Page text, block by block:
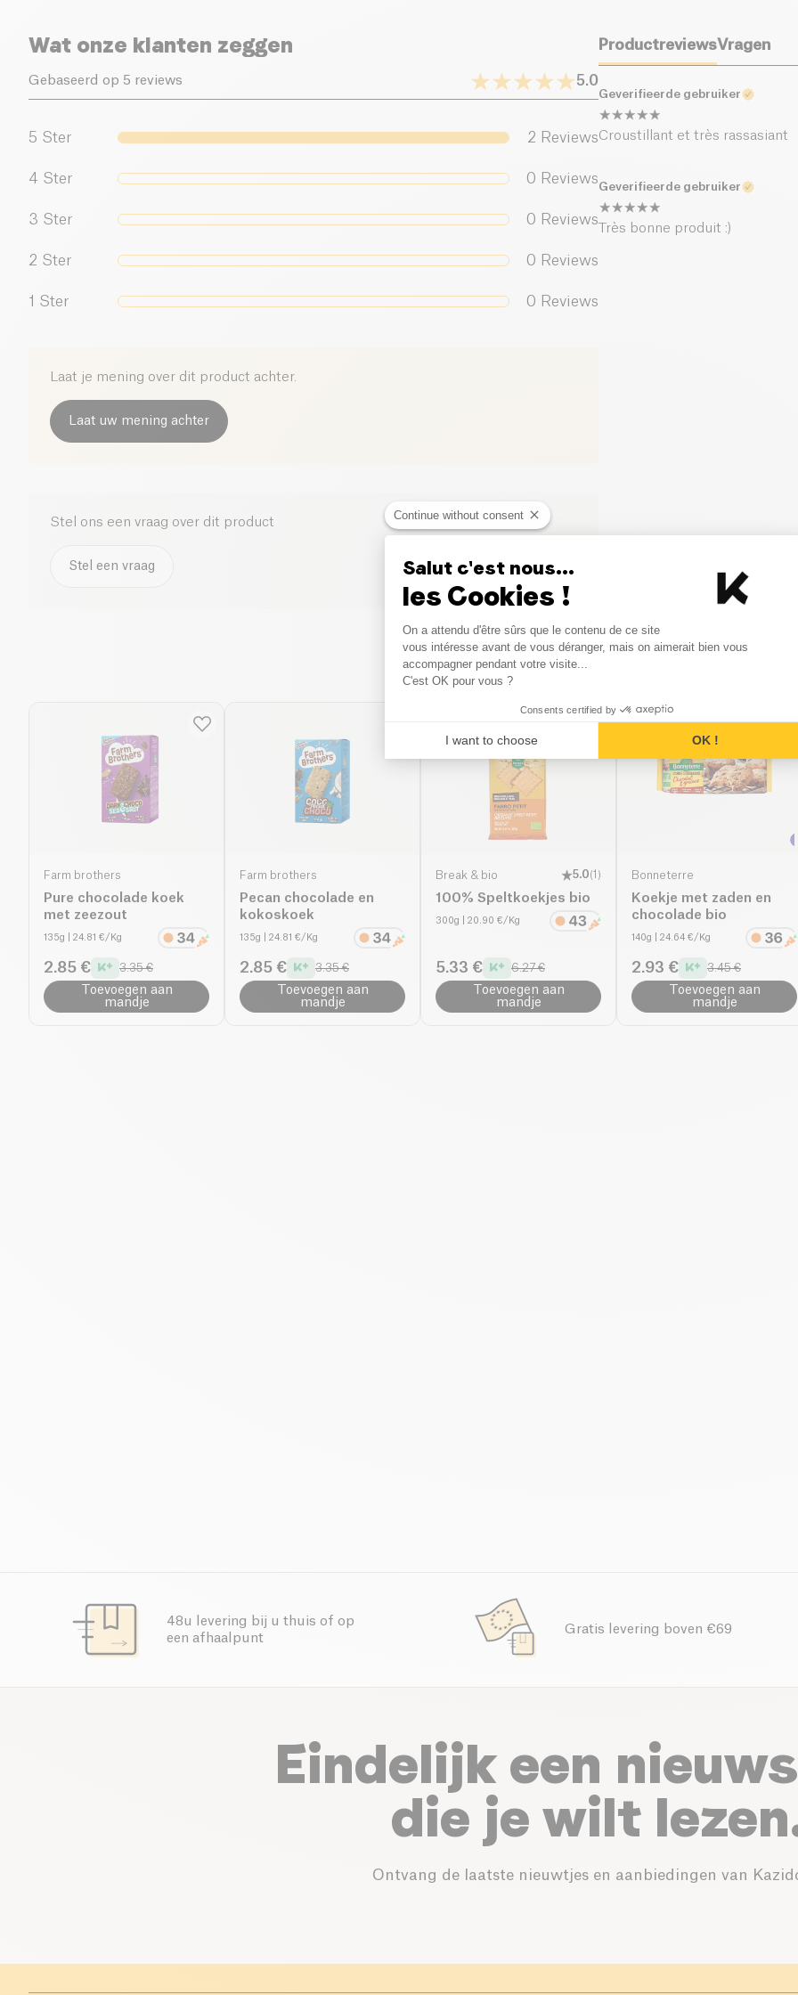
Wat onze klanten zeggen
Gebaseerd op 5 reviews 5.0
5 Ster 2 Reviews
4 Ster 0 Reviews
3 Ster 0 Reviews
2 Ster 0 Reviews
1 Ster 0 Reviews
Laat je mening over dit product achter.
Laat uw mening achter
Stel ons een vraag over dit product
Stel een vraag
ProductreviewsVragen
Geverifieerde gebruiker
Croustillant et très rassasiant
Geverifieerde gebruiker
Très bonne produit :)
Vergelijkbare producten
Farm brothers
Pure chocolade koek
met zeezout
135g | 24.81 €/Kg
2.85 € 3.35 €
Toevoegen aan
mandje
Farm brothers
Pecan chocolade en
kokoskoek
135g | 24.81 €/Kg
2.85 € 3.35 €
Toevoegen aan
mandje
Break & bio 5.0(1 )
100% Speltkoekjes bio
300g | 20.90 €/Kg
5.33 € 6.27 €
Toevoegen aan
mandje
Bonneterre
Koekje met zaden en
chocolade bio
140g | 24.64 €/Kg
2.93 € 3.45 €
Toevoegen aan
mandje
48u levering bij u thuis of op
een afhaalpunt
Gratis levering boven €69
Eindelijk een
die je wilt
Ontvang de laatste nieuwtjes en aanbiedingen van
Continue without consent
Salut c'est nous...
les Cookies !
Consent Management
On a attendu d'être sûrs que le contenu de ce site
vous intéresse avant de vous déranger, mais on aimerait bien vous
accompagner pendant votre visite...
C'est OK pour vous ?
Consents certified by
I want to choose OK !
Axeptio consent